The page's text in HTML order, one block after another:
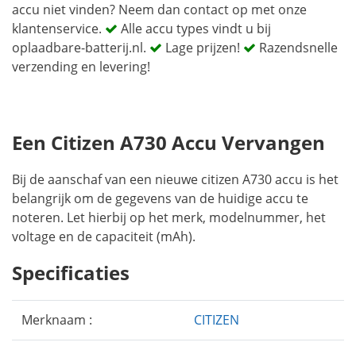
accu niet vinden? Neem dan contact op met onze
klantenservice.
Alle accu types vindt u bij
oplaadbare-batterij.nl.
Lage prijzen!
Razendsnelle
verzending en levering!
Een Citizen A730 Accu Vervangen
Bij de aanschaf van een nieuwe citizen A730 accu is het
belangrijk om de gegevens van de huidige accu te
noteren. Let hierbij op het merk, modelnummer, het
voltage en de capaciteit (mAh).
Specificaties
Merknaam : CITIZEN